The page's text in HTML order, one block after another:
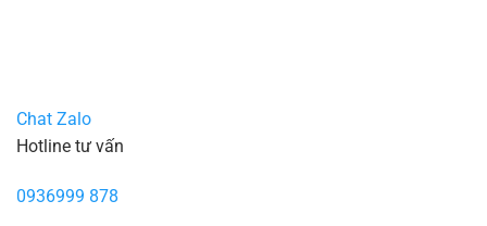
Chat Zalo
Hotline tư vấn
0936999 878